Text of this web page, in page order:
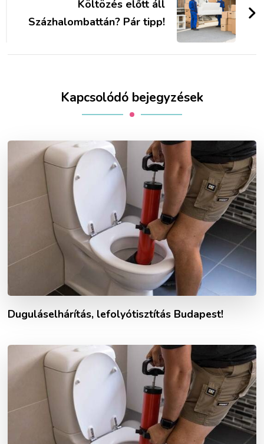
Költözés előtt áll
Százhalombattán? Pár tipp!
Kapcsolódó bejegyzések
Duguláselhárítás, lefolyótisztítás Budapest!